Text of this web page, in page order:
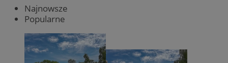
Najnowsze
Popularne